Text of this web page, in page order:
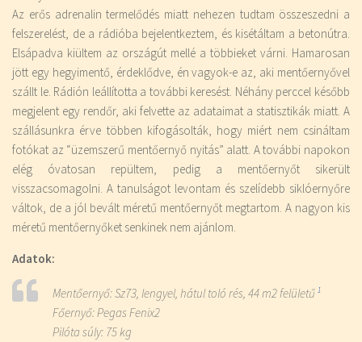
Az erős adrenalin termelődés miatt nehezen tudtam összeszedni a
felszerelést, de a rádióba bejelentkeztem, és kisétáltam a betonútra.
Elsápadva kiültem az országút mellé a többieket várni. Hamarosan
jött egy hegyimentő, érdeklődve, én vagyok-e az, aki mentőernyővel
szállt le. Rádión leállította a további keresést. Néhány perccel később
megjelent egy rendőr, aki felvette az adataimat a statisztikák miatt. A
szállásunkra érve többen kifogásolták, hogy miért nem csináltam
fotókat az “üzemszerű mentőernyő nyitás” alatt. A további napokon
elég óvatosan repültem, pedig a mentőernyőt sikerült
visszacsomagolni. A tanulságot levontam és szelídebb siklóernyőre
váltok, de a jól bevált méretű mentőernyőt megtartom. A nagyon kis
méretű mentőernyőket senkinek nem ajánlom.
Adatok:
Mentőernyő: Sz73, lengyel, hátul toló rés, 44 m2 felületű 1
Főernyő: Pegas Fenix2
Pilóta súly: 75 kg